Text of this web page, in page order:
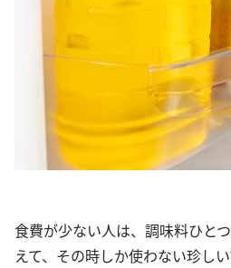
食費が少ない人は、調味料ひと
えて、その時しか使わない珍し